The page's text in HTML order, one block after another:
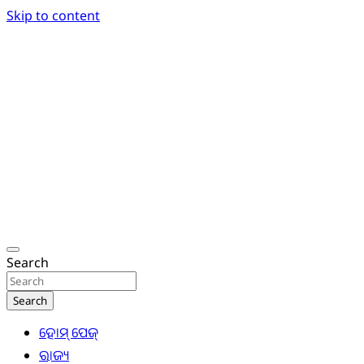
Skip to content
Search
Search
ହୋମ୍ ପେଜ୍
ରାଜ୍ୟ